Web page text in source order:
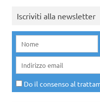
Iscriviti alla newsletter
Do il consenso al